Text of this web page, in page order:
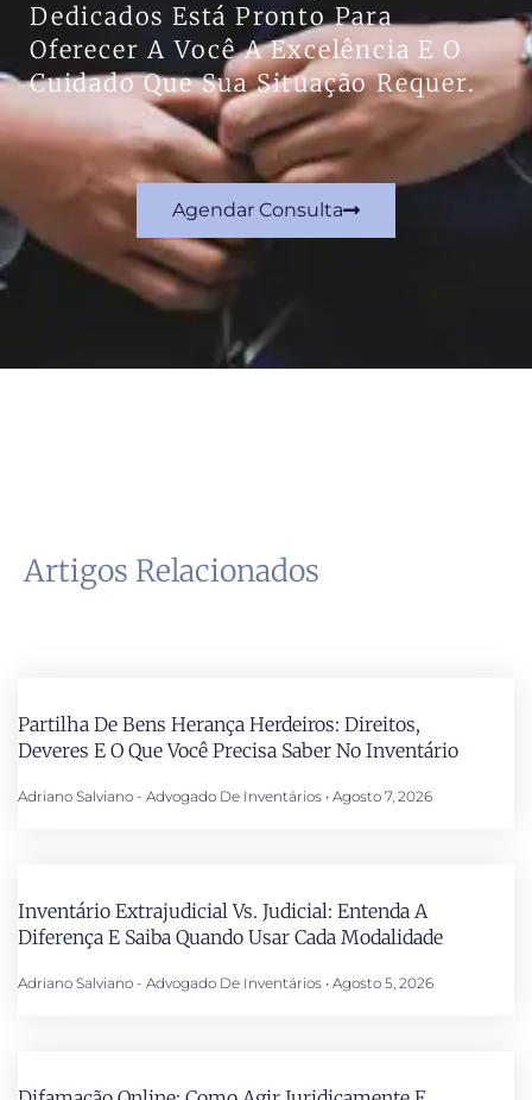
Dedicados Está Pronto Para
Oferecer A Você A Excelência E O
Cuidado Que Sua Situação Requer.
Agendar Consulta
Artigos Relacionados
Partilha De Bens Herança Herdeiros: Direitos,
Deveres E O Que Você Precisa Saber No Inventário
Adriano Salviano - Advogado De Inventários Agosto 7, 2026
Inventário Extrajudicial Vs. Judicial: Entenda A
Diferença E Saiba Quando Usar Cada Modalidade
Adriano Salviano - Advogado De Inventários Agosto 5, 2026